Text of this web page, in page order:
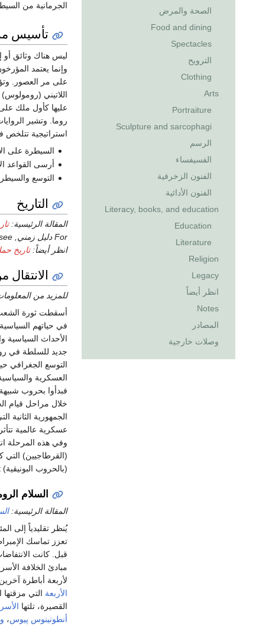
الصحة والمرض
Food and dining
Spectacles
الترويح
Clothing
Arts
Portraiture
Sculpture and sarcophagi
الرسم
الفسيفساء
الفنون الزخرفية
الفنون الأدائية
Literacy, books, and education
Education
Literature
Religion
Legacy
انظر أيضاً
Notes
المصادر
وصلات خارجية
الجرمانية من
تأسيس
ليس هناك وثائق أو
وإنما يعتمد
على مر العصور.
اللاتيني (رومولوس) Romulus وقد أطلق عليها اسم (روما) نسبة إلى مؤسسها (
عليها كأول ملك
روما. وتشير
استراتيجية تتلخص
السيطرة على
أرسى القواعد
التوسع
التاريخ
المقالة الرئيسية:
For دليل زمني, see
انظر أيضاً:تاريخ
للمزيد من
أسقطت ثورة الشعب
في حياتهم
الأحداث السياسية
جديد للسلطة في
التوسع الجغرافي
العسكرية
فبدأوا بحروب
خلال مراحل قيام
الجمهورية الثانية
عسكرية عالمية
وفي هذه المرحلة
(القرطاجيين)
(بالحروب البونيقية) Wars Punic First.
السلام
المقالة الرئيسية:
يُنظر تقليدياً إلى
تعزز تماسك
قبل. كانت
مبادئ الخلافة
لأربعة أباطرة
الأربعة التي
القصيرة، تلتها
أنطونينوس پيوس،